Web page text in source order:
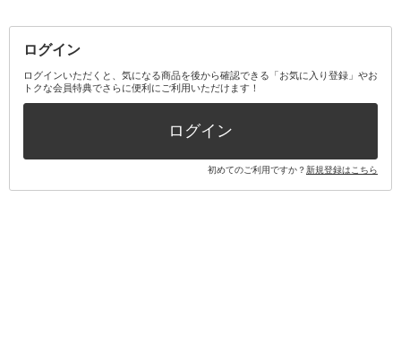
その他オーラルケア
ボディケアキット
その他キット・セット
ログイン
ログインいただくと、気になる商品を後から確認できる「お気に入り登録」やお
トクな会員特典でさらに便利にご利用いただけます！
ログイン
初めてのご利用ですか？新規登録はこちら